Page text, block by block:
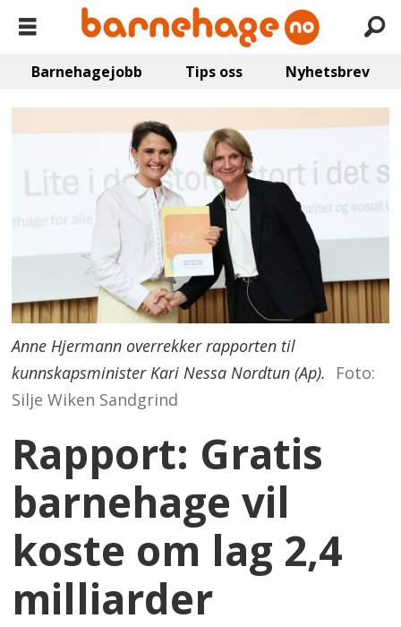
Barnehagejobb Tips oss Nyhetsbrev
Anne Hjermann overrekker rapporten til
kunnskapsminister Kari Nessa Nordtun (Ap).
Foto:
Silje Wiken Sandgrind
Rapport: Gratis
barnehage vil
koste om lag 2,4
milliarder